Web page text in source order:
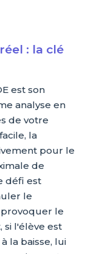
: la clé
est son
analyse en
de votre
la
pour le
de
défi est
le
provoquer le
si l'élève est
la baisse, lui